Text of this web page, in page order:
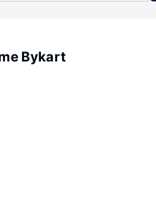
Bykart